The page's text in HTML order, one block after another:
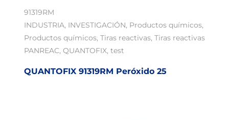
91319RM
INDUSTRIA, INVESTIGACIÓN, Productos químicos,
Productos químicos, Tiras reactivas, Tiras reactivas
PANREAC, QUANTOFIX, test
QUANTOFIX 91319RM Peróxido 25